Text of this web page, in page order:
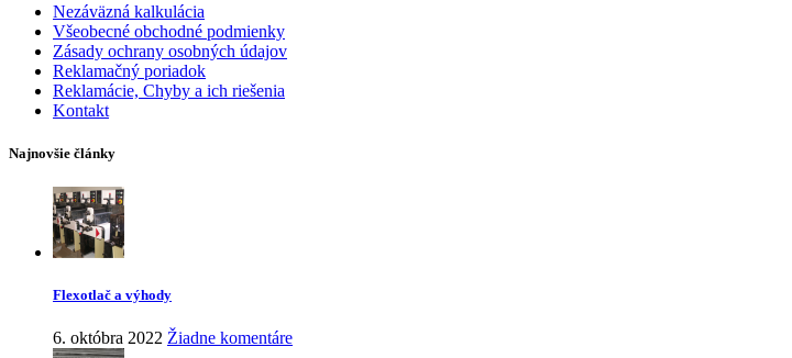
Nezáväzná kalkulácia
Všeobecné obchodné podmienky
Zásady ochrany osobných údajov
Reklamačný poriadok
Reklamácie, Chyby a ich riešenia
Kontakt
Najnovšie články
Flexotlač a výhody
6. októbra 2022 Žiadne komentáre